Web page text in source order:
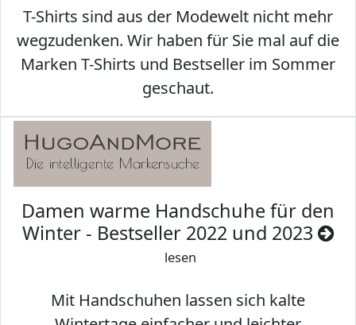
T-Shirts sind aus der Modewelt nicht mehr
wegzudenken. Wir haben für Sie mal auf die
Marken T-Shirts und Bestseller im Sommer
geschaut.
Damen warme Handschuhe für den
Winter - Bestseller 2022 und 2023
lesen
Mit Handschuhen lassen sich kalte